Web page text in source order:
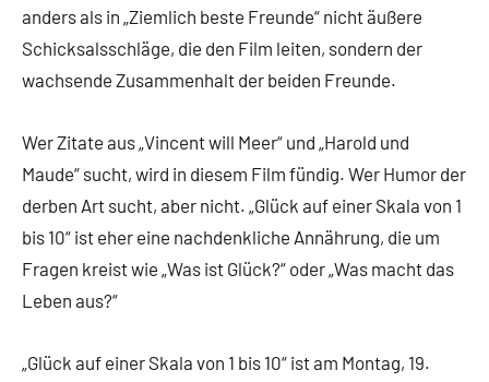
anders als in „Ziemlich beste Freunde“ nicht äußere
Schicksalsschläge, die den Film leiten, sondern der
wachsende Zusammenhalt der beiden Freunde.
Wer Zitate aus „Vincent will Meer“ und „Harold und
Maude“ sucht, wird in diesem Film fündig. Wer Humor der
derben Art sucht, aber nicht. „Glück auf einer Skala von 1
bis 10“ ist eher eine nachdenkliche Annährung, die um
Fragen kreist wie „Was ist Glück?“ oder „Was macht das
Leben aus?“
„Glück auf einer Skala von 1 bis 10“ ist am Montag, 19.